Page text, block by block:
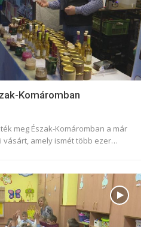
Komáromban
meg Észak-Komáromban a már
amely ismét több ezer…